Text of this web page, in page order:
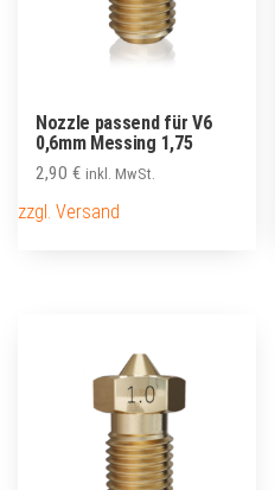
Nozzle passend für V6
0,6mm Messing 1,75
2,90 € inkl. MwSt.
zzgl. Versand